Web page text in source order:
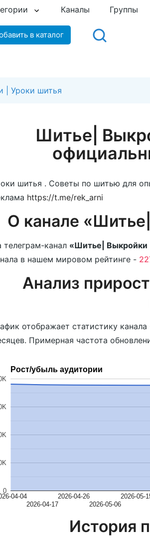
Каналы Группы
в каталог
| Уроки шитья
Шитье|
шитья . Советы по шитью для
https://t.me/rek_arni
О канале
телеграм-канал «Шитье| Выкройки
в нашем мировом рейтинге -
Анализ
отображает статистику
Примерная частота
Рост/убыль аудитории
04-04
2026-04-17
2026-04-26
2026-05-06
2026-05-
0
История